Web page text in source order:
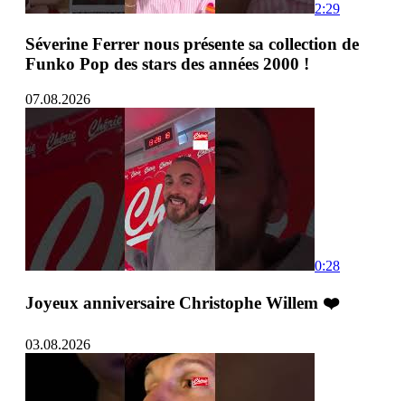
2:29
Séverine Ferrer nous présente sa collection de
Funko Pop des stars des années 2000 !
07.08.2026
0:28
Joyeux anniversaire Christophe Willem ❤️
03.08.2026